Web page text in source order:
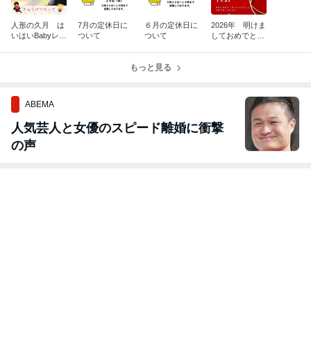
人形の久月 は
いはいBabyレー
7月の定休日に
ついて
６月の定休日に
ついて
2026年 明けま
しておめでとう
もっと見る
ABEMA
人気芸人と女優のスピード離婚に衝撃
の声